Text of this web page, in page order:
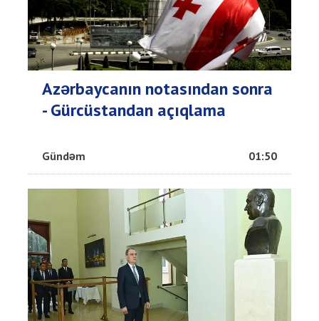
Azərbaycanın notasından sonra
- Gürcüstandan açıqlama
Gündəm 01:50